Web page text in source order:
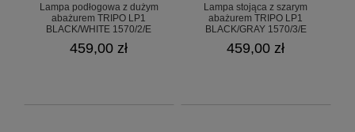
Lampa podłogowa z dużym
abażurem TRIPO LP1
BLACK/WHITE 1570/2/E
459,00 zł
Lampa stojąca z szarym
abażurem TRIPO LP1
BLACK/GRAY 1570/3/E
459,00 zł